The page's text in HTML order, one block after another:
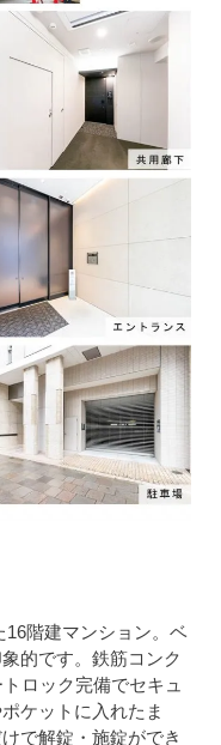
16階建マンション。ベ
的です。鉄筋コンク
ロック完備でセキュ
ケットに入れたま
で解錠・施錠ができ